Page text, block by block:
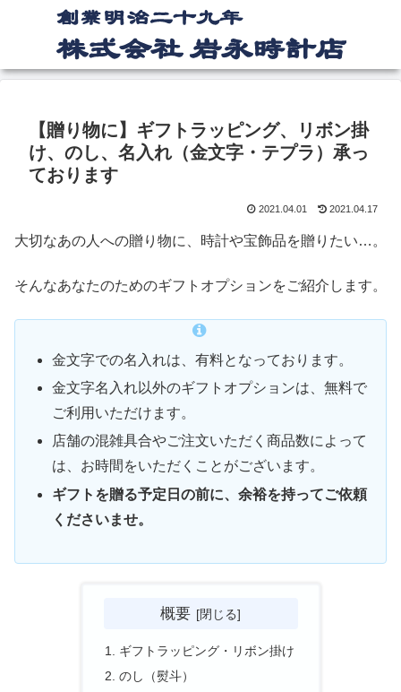
【贈り物に】ギフトラッピング、リボン掛
け、のし、名入れ（金文字・テプラ）承っ
ております
2021.04.01 2021.04.17
大切なあの人への贈り物に、時計や宝飾品を贈りたい…。
そんなあなたのためのギフトオプションをご紹介します。
金文字での名入れは、有料となっております。
金文字名入れ以外のギフトオプションは、無料で
ご利用いただけます。
店舗の混雑具合やご注文いただく商品数によって
は、お時間をいただくことがございます。
ギフトを贈る予定日の前に、余裕を持ってご依頼
くださいませ。
概要
ギフトラッピング・リボン掛け
のし（熨斗）